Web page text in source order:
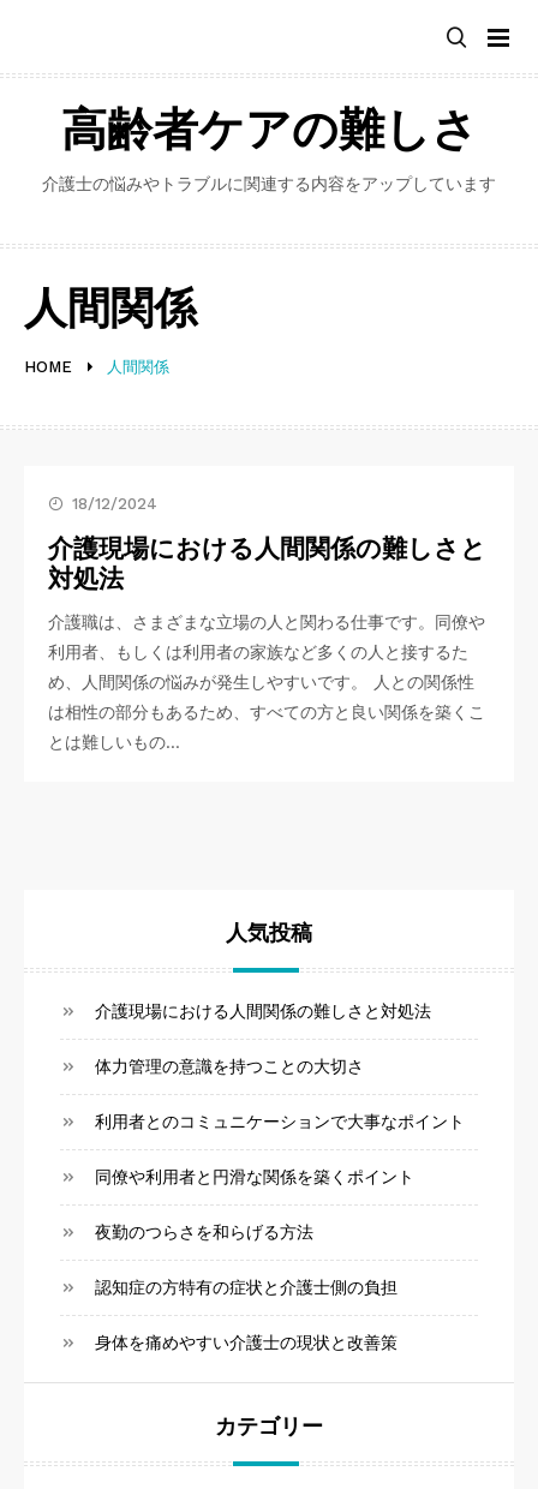
content
高齢者ケアの難しさ
介護士の悩みやトラブルに関連する内容をアップしています
HOME 人間関係
人間関係
18/12/2024
介護現場における人間関係の難しさと
対処法
介護職は、さまざまな立場の人と関わる仕事です。同僚や
利用者、もしくは利用者の家族など多くの人と接するた
め、人間関係の悩みが発生しやすいです。 人との関係性
は相性の部分もあるため、すべての方と良い関係を築くこ
とは難しいもの…
人気投稿
介護現場における人間関係の難しさと対処法
体力管理の意識を持つことの大切さ
利用者とのコミュニケーションで大事なポイント
同僚や利用者と円滑な関係を築くポイント
夜勤のつらさを和らげる方法
認知症の方特有の症状と介護士側の負担
身体を痛めやすい介護士の現状と改善策
カテゴリー